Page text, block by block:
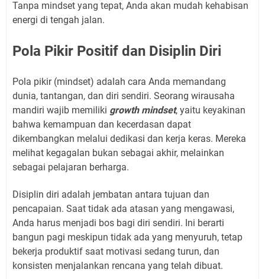
Tanpa mindset yang tepat, Anda akan mudah kehabisan
energi di tengah jalan.
Pola Pikir Positif dan Disiplin Diri
Pola pikir (mindset) adalah cara Anda memandang
dunia, tantangan, dan diri sendiri. Seorang wirausaha
mandiri wajib memiliki growth mindset, yaitu keyakinan
bahwa kemampuan dan kecerdasan dapat
dikembangkan melalui dedikasi dan kerja keras. Mereka
melihat kegagalan bukan sebagai akhir, melainkan
sebagai pelajaran berharga.
Disiplin diri adalah jembatan antara tujuan dan
pencapaian. Saat tidak ada atasan yang mengawasi,
Anda harus menjadi bos bagi diri sendiri. Ini berarti
bangun pagi meskipun tidak ada yang menyuruh, tetap
bekerja produktif saat motivasi sedang turun, dan
konsisten menjalankan rencana yang telah dibuat.